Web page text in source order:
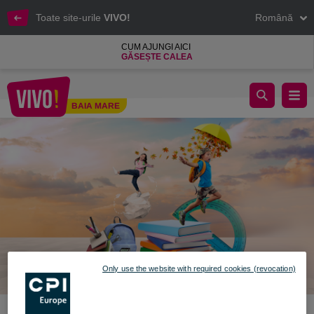
Toate site-urile VIVO! Română
CUM AJUNGI AICI
GĂSEȘTE CALEA
BAIA MARE
BACK TO SCHOOL, BACK TO SHOPPING
Only use the website with required cookies (revocation)